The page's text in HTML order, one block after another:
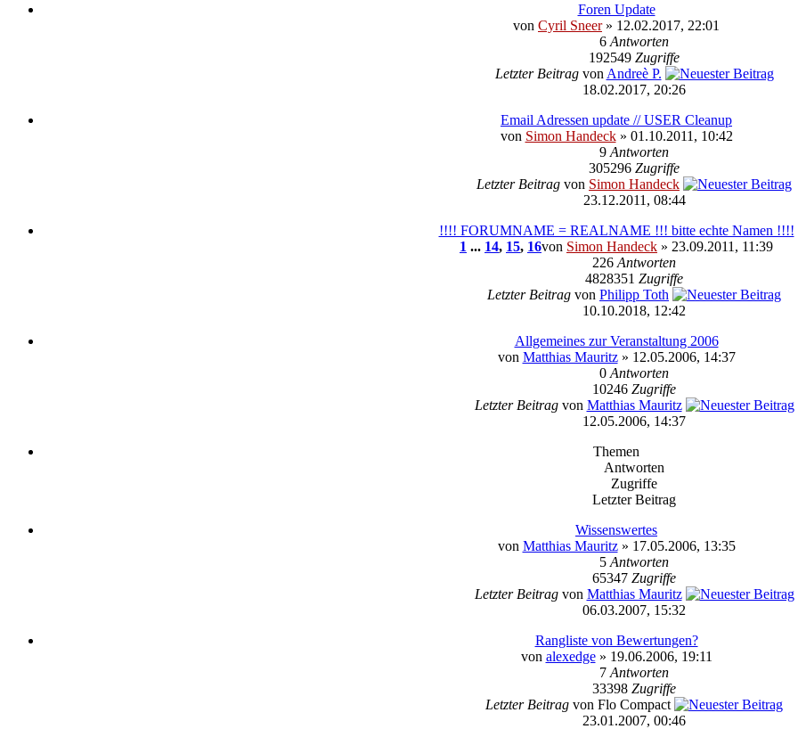
Foren Update
von Cyril Sneer» 12.02.2017, 22:01
6 Antworten
192549 Zugriffe
Letzter Beitrag von Andreè P.
18.02.2017, 20:26
Email Adressen update // USER Cleanup
von Simon Handeck» 01.10.2011, 10:42
9 Antworten
305296 Zugriffe
Letzter Beitrag von Simon Handeck
23.12.2011, 08:44
!!!! FORUMNAME = REALNAME !!! bitte echte Namen !!!!
1 ... 14, 15, 16von Simon Handeck » 23.09.2011, 11:39
226 Antworten
4828351 Zugriffe
Letzter Beitrag von Philipp Toth
10.10.2018, 12:42
Allgemeines zur Veranstaltung 2006
von Matthias Mauritz» 12.05.2006, 14:37
0 Antworten
10246 Zugriffe
Letzter Beitrag von Matthias Mauritz
12.05.2006, 14:37
Themen
Antworten
Zugriffe
Letzter Beitrag
Wissenswertes
von Matthias Mauritz» 17.05.2006, 13:35
5 Antworten
65347 Zugriffe
Letzter Beitrag von Matthias Mauritz
06.03.2007, 15:32
Rangliste von Bewertungen?
von alexedge» 19.06.2006, 19:11
7 Antworten
33398 Zugriffe
Letzter Beitrag von Flo Compact
23.01.2007, 00:46